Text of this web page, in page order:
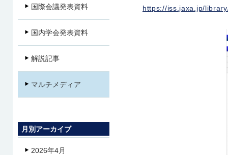
https://iss.jaxa.jp/
国際会議発表資料
国内学会発表資料
解説記事
マルチメディア
月別アーカイブ
2026年4月